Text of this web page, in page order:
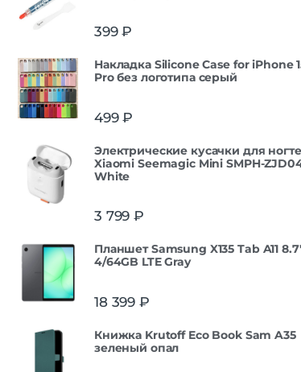
399₽
Накладка Silicone Case for iPhone
Pro без логотипа серый
499₽
Электрические кусачки для
Xiaomi Seemagic Mini SMPH-
White
3 799 ₽
Планшет Samsung X135 Tab A11 8.7'
4/64GB LTE Gray
18 399 ₽
Книжка Krutoff Eco Book Sam A35
зеленый опал